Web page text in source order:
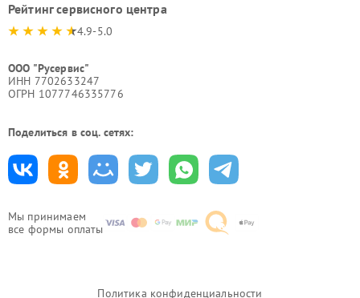
Мы принимаем
все формы оплаты
Рейтинг сервисного центра
4.9-5.0
ООО "Русервис"
ИНН 7702633247
ОГРН 1077746335776
Поделиться в соц. сетях:
Политика конфиденциальности